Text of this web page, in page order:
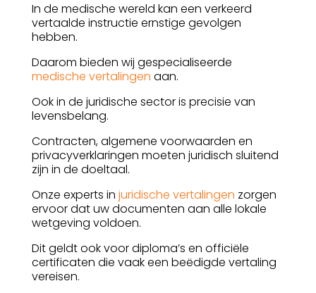
In de medische wereld kan een verkeerd
vertaalde instructie ernstige gevolgen
hebben.
Daarom bieden wij gespecialiseerde
medische vertalingen aan.
Ook in de juridische sector is precisie van
levensbelang.
Contracten, algemene voorwaarden en
privacyverklaringen moeten juridisch sluitend
zijn in de doeltaal.
Onze experts in juridische vertalingen zorgen
ervoor dat uw documenten aan alle lokale
wetgeving voldoen.
Dit geldt ook voor diploma’s en officiële
certificaten die vaak een beëdigde vertaling
vereisen.